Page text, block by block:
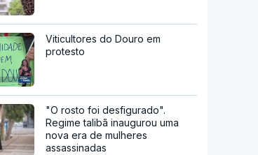
Viticultores do Douro em
protesto
"O rosto foi desfigurado".
Regime talibã inaugurou uma
nova era de mulheres
assassinadas